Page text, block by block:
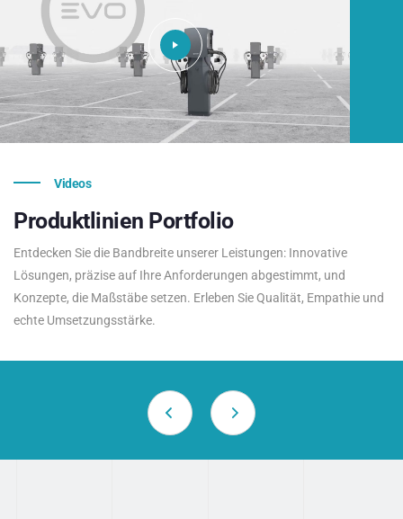
Videos
Produktlinien Portfolio
Entdecken Sie die Bandbreite unserer Leistungen: Innovative
Lösungen, präzise auf Ihre Anforderungen abgestimmt, und
Konzepte, die Maßstäbe setzen. Erleben Sie Qualität, Empathie und
echte Umsetzungsstärke.